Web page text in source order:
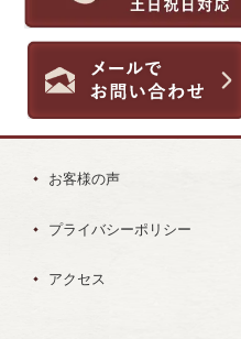
お客様の声
プライバシーポリシー
アクセス